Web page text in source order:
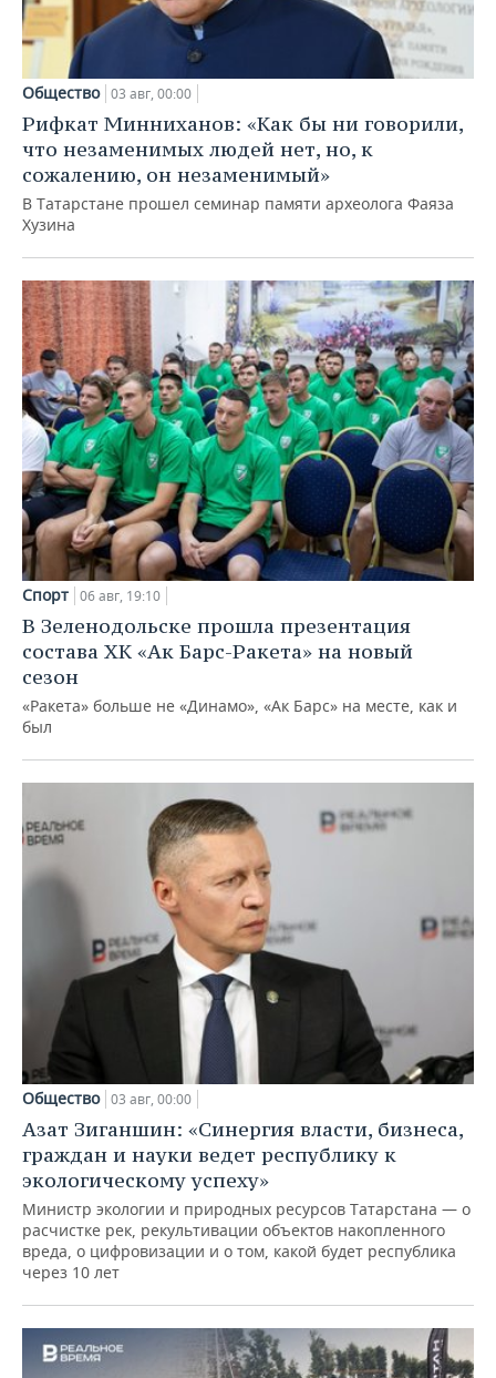
Общество 03 авг, 00:00
Рифкат Минниханов: «Как бы ни говорили,
что незаменимых людей нет, но, к
сожалению, он незаменимый»
В Татарстане прошел семинар памяти археолога Фаяза
Хузина
Спорт 06 авг, 19:10
В Зеленодольске прошла презентация
состава ХК «Ак Барс-Ракета» на новый
сезон
«Ракета» больше не «Динамо», «Ак Барс» на месте, как и
был
Общество 03 авг, 00:00
Азат Зиганшин: «Синергия власти, бизнеса,
граждан и науки ведет республику к
экологическому успеху»
Министр экологии и природных ресурсов Татарстана — о
расчистке рек, рекультивации объектов накопленного
вреда, о цифровизации и о том, какой будет республика
через 10 лет